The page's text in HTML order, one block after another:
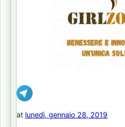
at lunedì, gennaio 28, 2019